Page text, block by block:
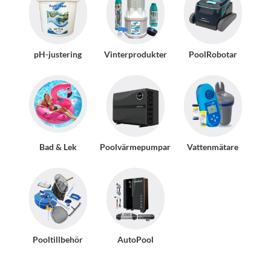
pH-justering Vinterprodukter PoolRobotar
Bad & Lek Poolvärmepumpar Vattenmätare
Pooltillbehör AutoPool